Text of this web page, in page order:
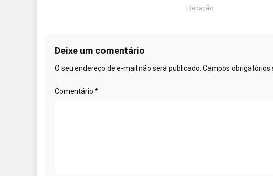
Redação
Deixe um comentário
O seu endereço de e-mail não será publicado. Campos obrigatórios
Comentário *